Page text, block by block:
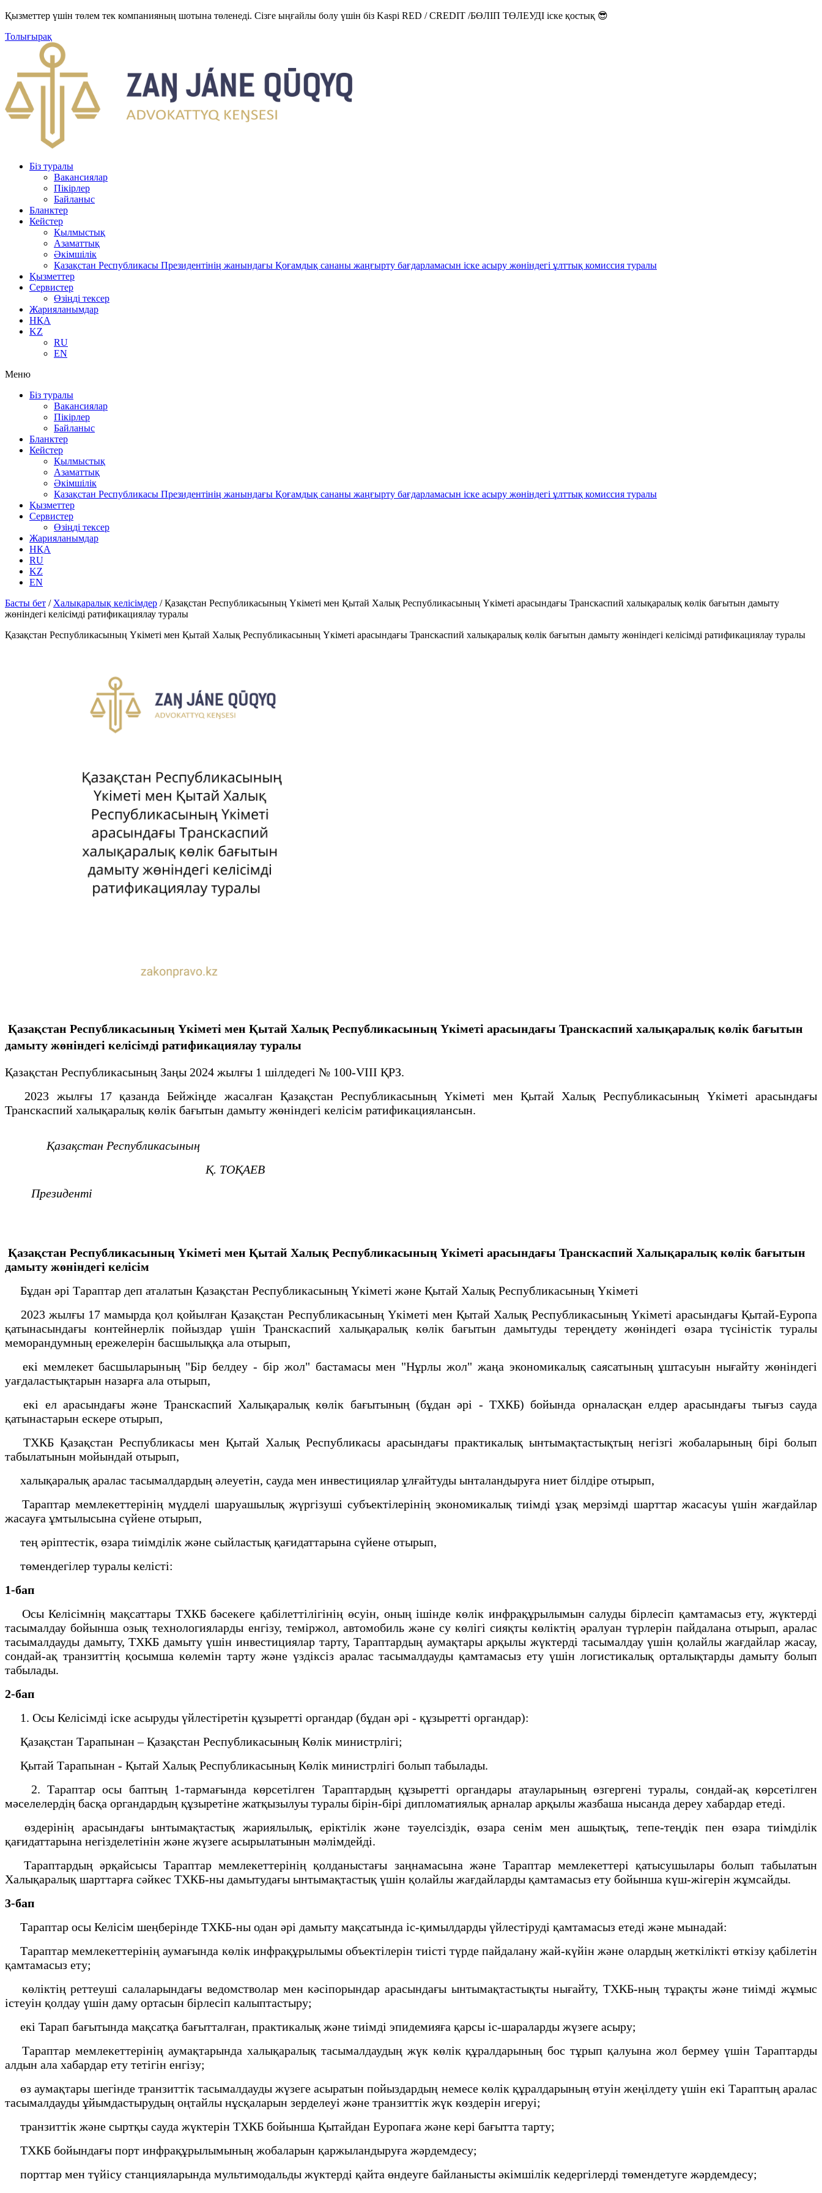
Қызметтер үшін төлем тек компанияның шотына төленеді. Сізге ыңғайлы болу үшін біз Kaspi RED / CREDIT /БӨЛІП ТӨЛЕУДІ іске қостық 😎
Толығырақ
Біз туралы
Вакансиялар
Пікірлер
Байланыс
Бланктер
Кейстер
Қылмыстық
Азаматтық
Әкімшілік
Қазақстан Республикасы Президентінің жанындағы Қоғамдық сананы жаңғырту бағдарламасын іске асыру жөніндегі ұлттық комиссия туралы
Қызметтер
Сервистер
Өзіңді тексер
Жарияланымдар
НҚА
KZ
RU
EN
Меню
Біз туралы
Вакансиялар
Пікірлер
Байланыс
Бланктер
Кейстер
Қылмыстық
Азаматтық
Әкімшілік
Қазақстан Республикасы Президентінің жанындағы Қоғамдық сананы жаңғырту бағдарламасын іске асыру жөніндегі ұлттық комиссия туралы
Қызметтер
Сервистер
Өзіңді тексер
Жарияланымдар
НҚА
RU
KZ
EN
Басты бет / Халықаралық келісімдер /Қазақстан Республикасының Үкіметі мен Қытай Халық Республикасының Үкіметі арасындағы Транскаспий халықаралық көлік бағытын дамыту
жөніндегі келісімді ратификациялау туралы
Қазақстан Республикасының Үкіметі мен Қытай Халық Республикасының Үкіметі арасындағы Транскаспий халықаралық көлік бағытын дамыту жөніндегі келісімді ратификациялау туралы
Қазақстан Республикасының Үкіметі мен Қытай Халық Республикасының Үкіметі арасындағы Транскаспий халықаралық көлік бағытын
дамыту жөніндегі келісімді ратификациялау туралы
Қазақстан Республикасының Заңы 2024 жылғы 1 шілдедегі № 100-VIII ҚРЗ.
2023 жылғы 17 қазанда Бейжіңде жасалған Қазақстан Республикасының Үкіметі мен Қытай Халық Республикасының Үкіметі арасындағы
Транскаспий халықаралық көлік бағытын дамыту жөніндегі келісім ратификациялансын.
Қазақстан Республикасының
Президенті
Қ. ТОҚАЕВ
Қазақстан Республикасының Үкіметі мен Қытай Халық Республикасының Үкіметі арасындағы Транскаспий Халықаралық көлік бағытын
дамыту жөніндегі келісім
Бұдан әрі Тараптар деп аталатын Қазақстан Республикасының Үкіметі және Қытай Халық Республикасының Үкіметі
2023 жылғы 17 мамырда қол қойылған Қазақстан Республикасының Үкіметі мен Қытай Халық Республикасының Үкіметі арасындағы Қытай-Еуропа
қатынасындағы контейнерлік пойыздар үшін Транскаспий халықаралық көлік бағытын дамытуды тереңдету жөніндегі өзара түсіністік туралы
меморандумның ережелерін басшылыққа ала отырып,
екі мемлекет басшыларының "Бір белдеу - бір жол" бастамасы мен "Нұрлы жол" жаңа экономикалық саясатының ұштасуын нығайту жөніндегі
уағдаластықтарын назарға ала отырып,
екі ел арасындағы және Транскаспий Халықаралық көлік бағытының (бұдан әрі - ТХКБ) бойында орналасқан елдер арасындағы тығыз сауда
қатынастарын ескере отырып,
ТХКБ Қазақстан Республикасы мен Қытай Халық Республикасы арасындағы практикалық ынтымақтастықтың негізгі жобаларының бірі болып
табылатынын мойындай отырып,
халықаралық аралас тасымалдардың әлеуетін, сауда мен инвестициялар ұлғайтуды ынталандыруға ниет білдіре отырып,
Тараптар мемлекеттерінің мүдделі шаруашылық жүргізуші субъектілерінің экономикалық тиімді ұзақ мерзімді шарттар жасасуы үшін жағдайлар
жасауға ұмтылысына сүйене отырып,
тең әріптестік, өзара тиімділік және сыйластық қағидаттарына сүйене отырып,
төмендегілер туралы келісті:
1-бап
Осы Келісімнің мақсаттары ТХКБ бәсекеге қабілеттілігінің өсуін, оның ішінде көлік инфрақұрылымын салуды бірлесіп қамтамасыз ету, жүктерді
тасымалдау бойынша озық технологияларды енгізу, теміржол, автомобиль және су көлігі сияқты көліктің әралуан түрлерін пайдалана отырып, аралас
тасымалдауды дамыту, ТХКБ дамыту үшін инвестициялар тарту, Тараптардың аумақтары арқылы жүктерді тасымалдау үшін қолайлы жағдайлар жасау,
сондай-ақ транзиттің қосымша көлемін тарту және үздіксіз аралас тасымалдауды қамтамасыз ету үшін логистикалық орталықтарды дамыту болып
табылады.
2-бап
1. Осы Келісімді іске асыруды үйлестіретін құзыретті органдар (бұдан әрі - құзыретті органдар):
Қазақстан Тарапынан – Қазақстан Республикасының Көлік министрлігі;
Қытай Тарапынан - Қытай Халық Республикасының Көлік министрлігі болып табылады.
2. Тараптар осы баптың 1-тармағында көрсетілген Тараптардың құзыретті органдары атауларының өзгергені туралы, сондай-ақ көрсетілген
мәселелердің басқа органдардың құзыретіне жатқызылуы туралы бірін-бірі дипломатиялық арналар арқылы жазбаша нысанда дереу хабардар етеді.
өздерінің арасындағы ынтымақтастық жариялылық, еріктілік және тәуелсіздік, өзара сенім мен ашықтық, тепе-теңдік пен өзара тиімділік
қағидаттарына негізделетінін және жүзеге асырылатынын мәлімдейді.
Тараптардың әрқайсысы Тараптар мемлекеттерінің қолданыстағы заңнамасына және Тараптар мемлекеттері қатысушылары болып табылатын
Халықаралық шарттарға сәйкес ТХКБ-ны дамытудағы ынтымақтастық үшін қолайлы жағдайларды қамтамасыз ету бойынша күш-жігерін жұмсайды.
3-бап
Тараптар осы Келісім шеңберінде ТХКБ-ны одан әрі дамыту мақсатында іс-қимылдарды үйлестіруді қамтамасыз етеді және мынадай:
Тараптар мемлекеттерінің аумағында көлік инфрақұрылымы объектілерін тиісті түрде пайдалану жай-күйін және олардың жеткілікті өткізу қабілетін
қамтамасыз ету;
көліктің реттеуші салаларындағы ведомстволар мен кәсіпорындар арасындағы ынтымақтастықты нығайту, ТХКБ-ның тұрақты және тиімді жұмыс
істеуін қолдау үшін даму ортасын бірлесіп калыптастыру;
екі Taрaп бағытында мақсатқа бағытталған, практикалық және тиімді эпидемияға қарсы іс-шараларды жүзеге асыру;
Тараптар мемлекеттерінің аумақтарында халықаралық тасымалдаудың жүк көлік құралдарының бос тұрып қалуына жол бермеу үшін Тараптарды
алдын ала хабардар ету тетігін енгізу;
өз аумақтары шегінде транзиттік тасымалдауды жүзеге асыратын пойыздардың немесе көлік құралдарының өтуін жеңілдету үшін екі Тараптың аралас
тасымалдауды ұйымдастырудың оңтайлы нұсқаларын зерделеуі және транзиттік жүк көздерін игеруі;
транзиттік және сыртқы сауда жүктерін ТХКБ бойынша Қытайдан Еуропаға және кері бағытта тарту;
ТХКБ бойындағы порт инфрақұрылымының жобаларын қаржыландыруға жәрдемдесу;
порттар мен түйісу станцияларында мультимодальды жүктерді қайта өндеуге байланысты әкімшілік кедергілерді төмендетуге жәрдемдесу;